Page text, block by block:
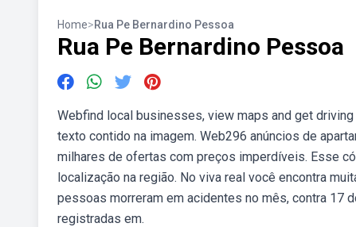
Home>Rua Pe Bernardino Pessoa
Rua Pe Bernardino Pessoa
Webfind local businesses, view maps and get
texto contido na imagem. Web296 anúncios de
milhares de ofertas com preços imperdíveis. Esse
localização na região. No viva real você encontra
pessoas morreram em acidentes no mês, contra 17
registradas em.